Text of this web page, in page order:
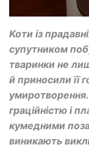
Коти із
супутником
тваринки не
й приносили її
граційністю і
кумедними
виникають